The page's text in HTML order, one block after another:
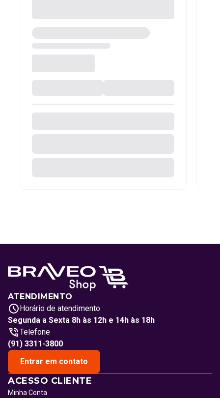
ATENDIMENTO
Horário de atendimento
Segunda a Sexta 8h às 12h e 14h às 18h
Telefone
(91) 3311-3800
Entrar em contato
ACESSO CLIENTE
Minha Conta